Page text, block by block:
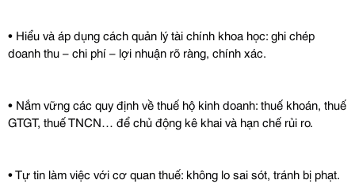
• Hiểu và áp dụng cách quản lý tài chính khoa học: ghi chép
doanh thu – chi phí – lợi nhuận rõ ràng, chính xác.
• Nắm vững các quy định về thuế hộ kinh doanh: thuế khoán, thuế
GTGT, thuế TNCN… để chủ động kê khai và hạn chế rủi ro.
• Tự tin làm việc với cơ quan thuế: không lo sai sót, tránh bị phạt.